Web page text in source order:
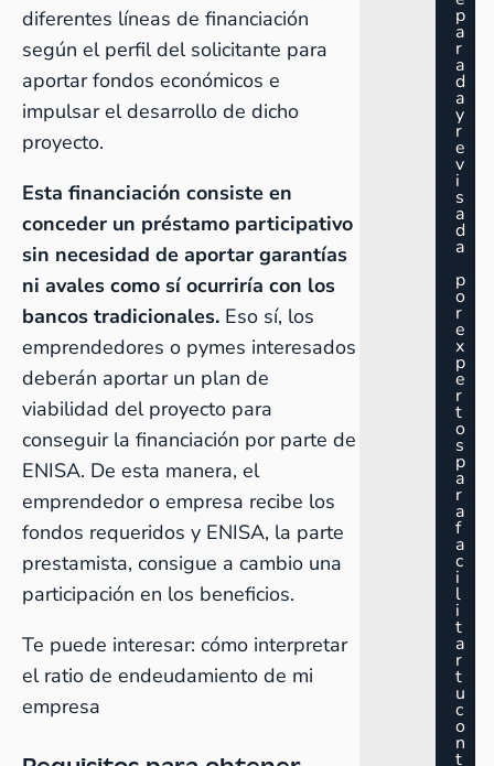
diferentes líneas de financiación
según el perfil del solicitante para
aportar fondos económicos e
impulsar el desarrollo de dicho
proyecto.
Esta financiación consiste en
conceder un préstamo participativo
sin necesidad de aportar garantías
ni avales como sí ocurriría con los
bancos tradicionales. Eso sí, los
emprendedores o pymes interesados
deberán aportar un plan de
viabilidad del proyecto para
conseguir la financiación por parte de
ENISA. De esta manera, el
emprendedor o empresa recibe los
fondos requeridos y ENISA, la parte
prestamista, consigue a cambio una
participación en los beneficios.
Te puede interesar: cómo interpretar
el ratio de endeudamiento de mi
empresa
p
a
r
a
d
a
y
r
e
v
i
s
a
d
a
p
o
r
e
x
p
e
r
t
o
s
p
a
r
a
f
a
c
i
l
i
t
a
r
t
u
c
o
n
t